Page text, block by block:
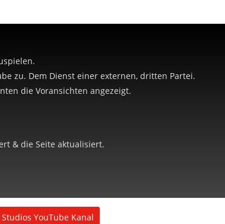
zu. Dem Dienst einer externen, dritten Partei.
die Voransichten angezeigt.
& die Seite aktualisiert.
YouTube Kanal